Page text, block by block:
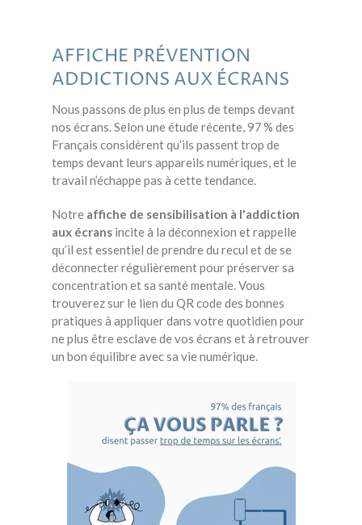
AFFICHE PRÉVENTION
ADDICTIONS AUX ÉCRANS
Nous passons de plus en plus de temps devant
nos écrans. Selon une étude récente, 97 % des
Français considèrent qu’ils passent trop de
temps devant leurs appareils numériques, et le
travail n’échappe pas à cette tendance.
Notre affiche de sensibilisation à l'addiction
aux écrans incite à la déconnexion et rappelle
qu’il est essentiel de prendre du recul et de se
déconnecter régulièrementpour préserver sa
concentration et sa santé mentale. Vous
trouverez sur le lien du QR code des bonnes
pratiques à appliquer dans votre quotidien pour
ne plus être esclave de vos écrans et à retrouver
un bon équilibre avec sa vie numérique.